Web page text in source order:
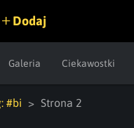
Dodaj
Galeria Ciekawostki
#bi Strona 2